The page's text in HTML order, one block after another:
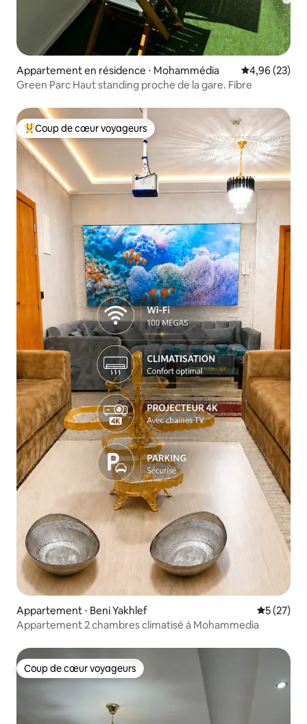
Appartement en résidence ⋅ Mohammédia Évaluation
4,96 (23)
Green Parc Haut standing proche de la gare. Fibre
Coups de cœur voyageurs les plus appréciés
Coup de cœur voyageurs
Appartement ⋅ Beni Yakhlef
5 (27)
Appartement 2 chambres climatisé á Mohammedia
Coup de cœur voyageurs
Coup de cœur voyageurs